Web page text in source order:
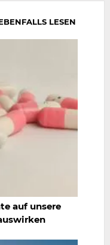
LESEN
auf unsere